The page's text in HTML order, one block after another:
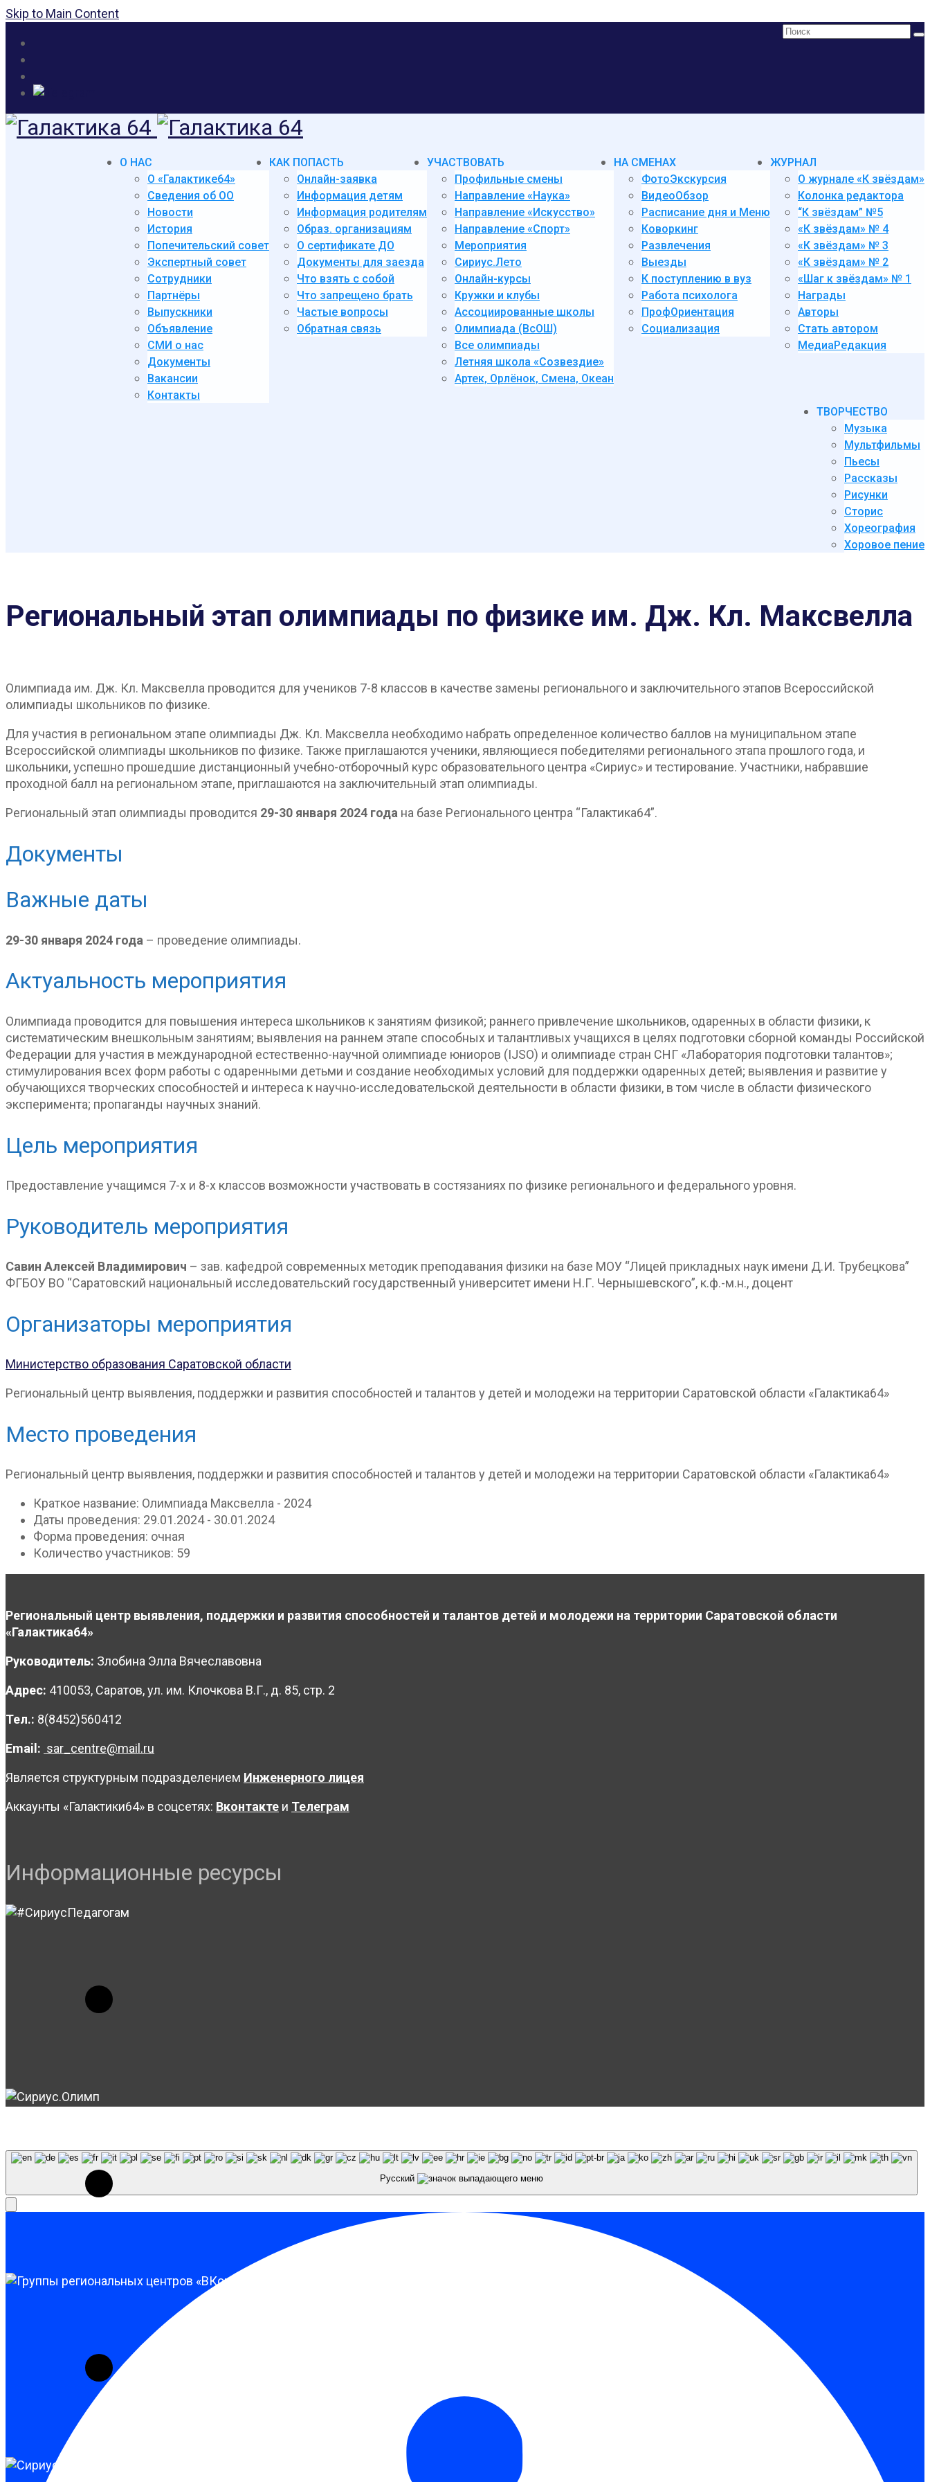
Skip to Main Content
Поиск:
О НАС
О «Галактике64»
Сведения об ОО
Новости
История
Попечительский совет
Экспертный совет
Сотрудники
Партнёры
Выпускники
Объявление
СМИ о нас
Документы
Вакансии
Контакты
КАК ПОПАСТЬ
Онлайн-заявка
Информация детям
Информация родителям
Образ. организациям
О сертификате ДО
Документы для заезда
Что взять с собой
Что запрещено брать
Частые вопросы
Обратная связь
УЧАСТВОВАТЬ
Профильные смены
Направление «Наука»
Направление «Искусство»
Направление «Спорт»
Мероприятия
Сириус.Лето
Онлайн-курсы
Кружки и клубы
Ассоциированные школы
Олимпиада (ВсОШ)
Все олимпиады
Летняя школа «Созвездие»
Артек, Орлёнок, Смена, Океан
НА СМЕНАХ
ФотоЭкскурсия
ВидеоОбзор
Расписание дня и Меню
Коворкинг
Развлечения
Выезды
К поступлению в вуз
Работа психолога
ПрофОриентация
Социализация
ЖУРНАЛ
О журнале «К звёздам»
Колонка редактора
“К звёздам” №5
«К звёздам» № 4
«К звёздам» № 3
«К звёздам» № 2
«Шаг к звёздам» № 1
Награды
Авторы
Стать автором
МедиаРедакция
ТВОРЧЕСТВО
Музыка
Мультфильмы
Пьесы
Рассказы
Рисунки
Сторис
Хореография
Хоровое пение
Региональный этап олимпиады по физике им. Дж. Кл. Максвелла
Олимпиада им. Дж. Кл. Максвелла проводится для учеников 7-8 классов в качестве замены регионального и заключительного этапов Всероссийской
олимпиады школьников по физике.
Для участия в региональном этапе олимпиады Дж. Кл. Максвелла необходимо набрать определенное количество баллов на муниципальном этапе
Всероссийской олимпиады школьников по физике. Также приглашаются ученики, являющиеся победителями регионального этапа прошлого года, и
школьники, успешно прошедшие дистанционный учебно-отборочный курс образовательного центра «Сириус» и тестирование. Участники, набравшие
проходной балл на региональном этапе, приглашаются на заключительный этап олимпиады.
Региональный этап олимпиады проводится 29-30 января 2024 года на базе Регионального центра “Галактика64”.
Документы
Важные даты
29-30 января 2024 года – проведение олимпиады.
Актуальность мероприятия
Олимпиада проводится для повышения интереса школьников к занятиям физикой; раннего привлечение школьников, одаренных в области физики, к
систематическим внешкольным занятиям; выявления на раннем этапе способных и талантливых учащихся в целях подготовки сборной команды Российской
Федерации для участия в международной естественно-научной олимпиаде юниоров (IJSO) и олимпиаде стран СНГ «Лаборатория подготовки талантов»;
стимулирования всех форм работы с одаренными детьми и создание необходимых условий для поддержки одаренных детей; выявления и развитие у
обучающихся творческих способностей и интереса к научно-исследовательской деятельности в области физики, в том числе в области физического
эксперимента; пропаганды научных знаний.
Цель мероприятия
Предоставление учащимся 7-х и 8-х классов возможности участвовать в состязаниях по физике регионального и федерального уровня.
Руководитель мероприятия
Савин Алексей Владимирович – зав. кафедрой современных методик преподавания физики на базе МОУ “Лицей прикладных наук имени Д.И. Трубецкова”
ФГБОУ ВО “Саратовский национальный исследовательский государственный университет имени Н.Г. Чернышевского”, к.ф.-м.н., доцент
Организаторы мероприятия
Министерство образования Саратовской области
Региональный центр выявления, поддержки и развития способностей и талантов у детей и молодежи на территории Саратовской области «Галактика64»
Место проведения
Региональный центр выявления, поддержки и развития способностей и талантов у детей и молодежи на территории Саратовской области «Галактика64»
Краткое название: Олимпиада Максвелла - 2024
Даты проведения: 29.01.2024 - 30.01.2024
Форма проведения: очная
Количество участников: 59
Региональный центр выявления, поддержки и развития способностей и талантов детей и молодежи на территории Саратовской области
«Галактика64»
Руководитель: Злобина Элла Вячеславовна
Адрес: 410053, Саратов, ул. им. Клочкова В.Г., д. 85, стр. 2
Тел.: 8(8452)560412
Email: sar_centre@mail.ru
Является структурным подразделением Инженерного лицея
Аккаунты «Галактики64» в соцсетях: Вконтакте и Телеграм
Информационные ресурсы
Русский